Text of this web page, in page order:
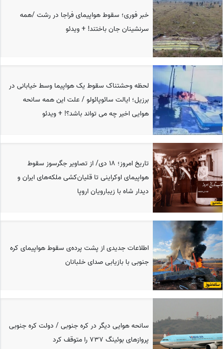
خبر فوری؛ سقوط هواپیمای فراجا در رشت /همه
سرنشینان جان باختند! + ویدئو
لحظه وحشتناک سقوط یک هواپیما وسط خیابانی در
برزیل؛ ایالت سائوپائولو / علت این همه سانحه
هوایی اخیر چه می تواند باشد؟! + ویدئو
تاریخ امروز؛ 18 دی/ از تصاویر جگرسوز سقوط
هواپیمای اوکراینی تا قلیان‌کشی ملکه‌های ایران و
دیدار شاه با زیبارویان اروپا
اطلاعات جدیدی از پشت پرده‌ی سقوط هواپیمای کره
جنوبی با بازیابی صدای خلبانان
سانحه هوایی دیگر در کره جنوبی / دولت کره جنوبی
پروازهای بوئینگ 737 را متوقف کرد